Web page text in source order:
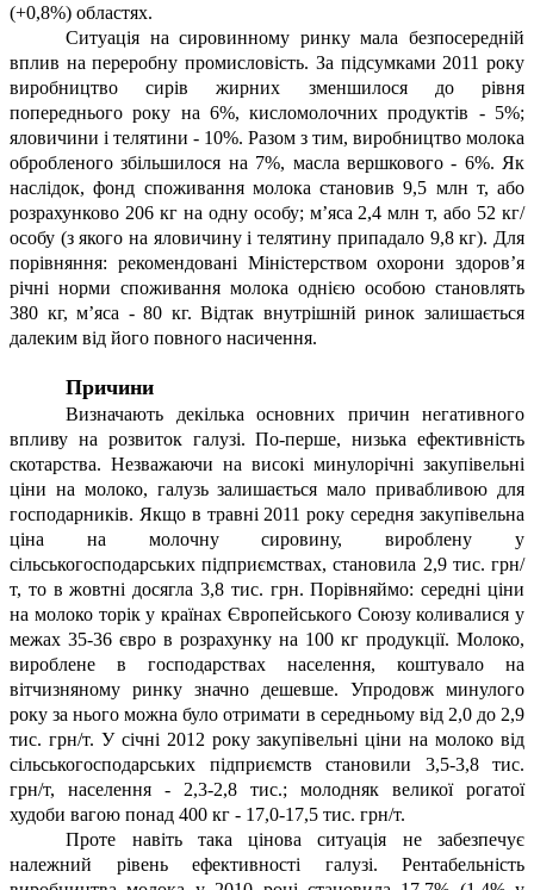
(+0,8%) областях.
Ситуація на сировинному ринку мала безпосередній
вплив на переробну промисловість. За підсумками 2011 року
виробництво сирів жирних зменшилося до рівня
попереднього року на 6%, кисломолочних продуктів - 5%;
яловичини і телятини - 10%. Разом з тим, виробництво молока
обробленого збільшилося на 7%, масла вершкового - 6%. Як
наслідок, фонд споживання молока становив 9,5 млн т, або
розрахунково 206 кг на одну особу; м’яса 2,4 млн т, або 52 кг/
особу (з якого на яловичину і телятину припадало 9,8 кг). Для
порівняння: рекомендовані Міністерством охорони здоров’я
річні норми споживання молока однією особою становлять
380 кг, м’яса - 80 кг. Відтак внутрішній ринок залишається
далеким від його повного насичення.
Причини
Визначають декілька основних причин негативного
впливу на розвиток галузі. По-перше, низька ефективність
скотарства. Незважаючи на високі минулорічні закупівельні
ціни на молоко, галузь залишається мало привабливою для
господарників. Якщо в травні 2011 року середня закупівельна
ціна на молочну сировину, вироблену у
сільськогосподарських підприємствах, становила 2,9 тис. грн/
т, то в жовтні досягла 3,8 тис. грн. Порівняймо: середні ціни
на молоко торік у країнах Європейського Союзу коливалися у
межах 35-36 євро в розрахунку на 100 кг продукції. Молоко,
вироблене в господарствах населення, коштувало на
вітчизняному ринку значно дешевше. Упродовж минулого
року за нього можна було отримати в середньому від 2,0 до 2,9
тис. грн/т. У січні 2012 року закупівельні ціни на молоко від
сільськогосподарських підприємств становили 3,5-3,8 тис.
грн/т, населення - 2,3-2,8 тис.; молодняк великої рогатої
худоби вагою понад 400 кг - 17,0-17,5 тис. грн/т.
Проте навіть така цінова ситуація не забезпечує
належний рівень ефективності галузі. Рентабельність